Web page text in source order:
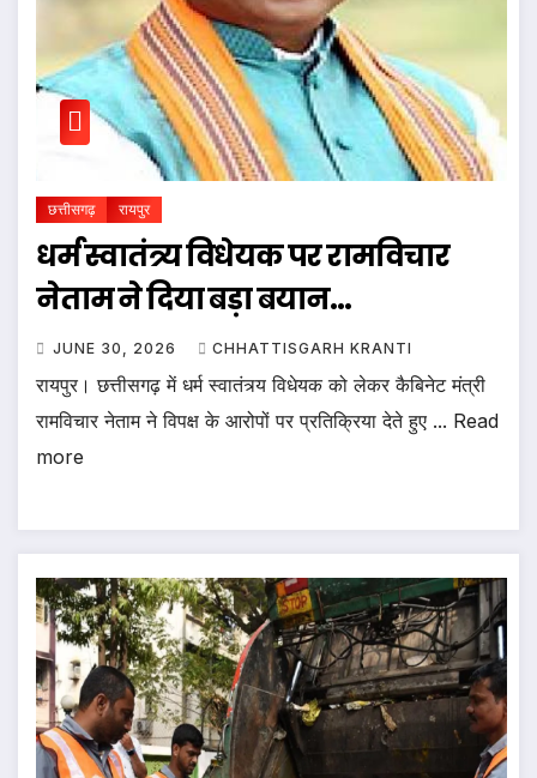
छत्तीसगढ़ रायपुर
धर्म स्वातंत्र्य विधेयक पर रामविचार
नेताम ने दिया बड़ा बयान…
JUNE 30, 2026 CHHATTISGARH KRANTI
रायपुर। छत्तीसगढ़ में धर्म स्वातंत्र्य विधेयक को लेकर कैबिनेट मंत्री
रामविचार नेताम ने विपक्ष के आरोपों पर प्रतिक्रिया देते हुए ... Read
more